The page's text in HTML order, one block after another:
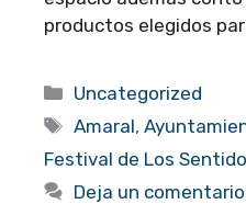
productos elegidos
Categorías
Uncategorized
Etiquetas
Amaral,
Festival de Los
Deja un comentario